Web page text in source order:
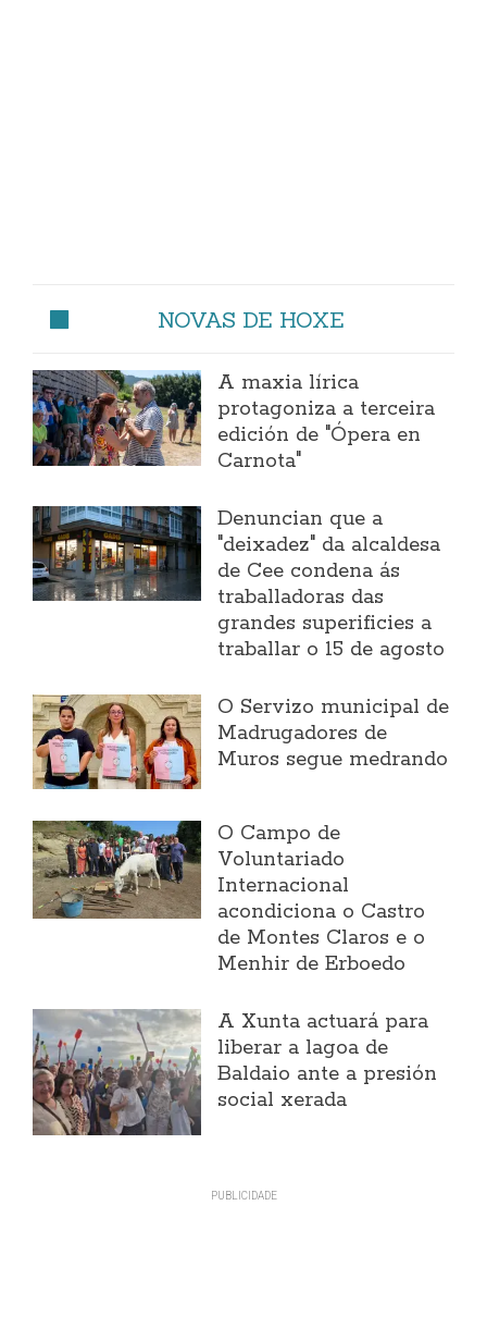
NOVAS DE HOXE
A maxia lírica
protagoniza a terceira
edición de "Ópera en
Carnota"
Denuncian que a
"deixadez" da alcaldesa
de Cee condena ás
traballadoras das
grandes superificies a
traballar o 15 de agosto
O Servizo municipal de
Madrugadores de
Muros segue medrando
O Campo de
Voluntariado
Internacional
acondiciona o Castro
de Montes Claros e o
Menhir de Erboedo
A Xunta actuará para
liberar a lagoa de
Baldaio ante a presión
social xerada